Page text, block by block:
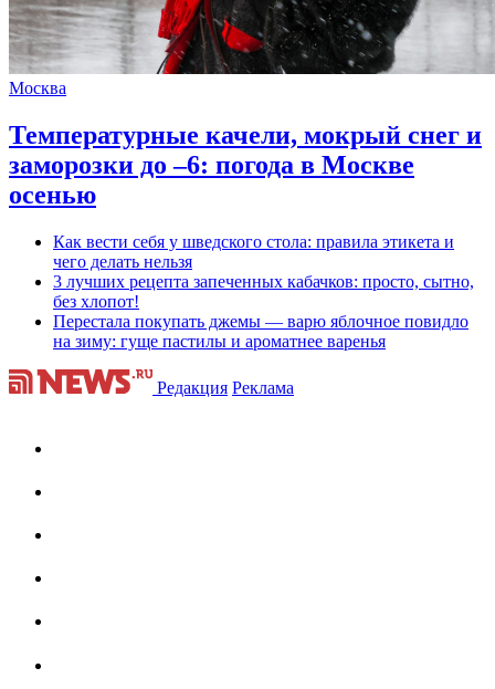
Москва
Температурные качели, мокрый снег и
заморозки до –6: погода в Москве
осенью
Как вести себя у шведского стола: правила этикета и
чего делать нельзя
3 лучших рецепта запеченных кабачков: просто, сытно,
без хлопот!
Перестала покупать джемы — варю яблочное повидло
на зиму: гуще пастилы и ароматнее варенья
Редакция Реклама